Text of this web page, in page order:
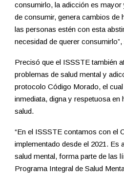
consumirlo, la adicción es mayor
de consumir, genera cambios de
las personas estén con esta
necesidad de querer consumirlo”,
Precisó que el ISSSTE también
problemas de salud mental y
protocolo Código Morado, el
inmediata, digna y respetuosa
salud.
“En el ISSSTE contamos con el
implementado desde el 2021. Es
salud mental, forma parte de las
Programa Integral de Salud